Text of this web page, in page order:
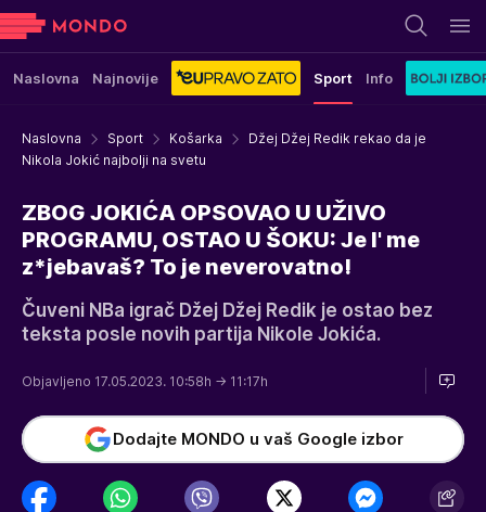
Naslovna Najnovije Sport Info
Naslovna Sport Košarka
Džej Džej Redik rekao da je
Nikola Jokić najbolji na svetu
ZBOG JOKIĆA OPSOVAO U UŽIVO
PROGRAMU, OSTAO U ŠOKU: Je l' me
z*jebavaš? To je neverovatno!
Čuveni NBa igrač Džej Džej Redik je ostao bez
teksta posle novih partija Nikole Jokića.
Objavljeno 17.05.2023. 10:58h → 11:17h
Dodajte MONDO u vaš Google izbor